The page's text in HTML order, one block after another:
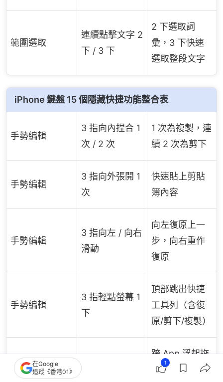
範圍選取
連續點擊文字 2
下 / 3 下
2 下選取詞
彙，3 下快速
選取整段文字
iPhone 鍵盤 15 個隱藏快捷功能整合表
手勢編輯
3 指向內捏合 1
次 / 2 次
1 次為複製，連
續 2 次為剪下
手勢編輯
3 指向外張開 1
次
快速貼上剪貼
簿內容
手勢編輯
3 指向左 / 向右
滑動
向左復原上一
步，向右重作
復原
手勢編輯
3 指輕點螢幕 1
下
頂部跳出快捷
工具列（含復
原/剪下/複製）
快捷工具
跨 App 浮起拖
曳貼上（原文
在Google
追蹤《香港01》
1